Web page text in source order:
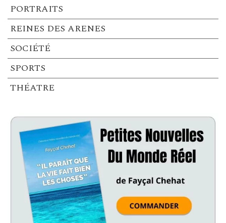
PORTRAITS
REINES DES ARENES
SOCIÉTÉ
SPORTS
THÉATRE